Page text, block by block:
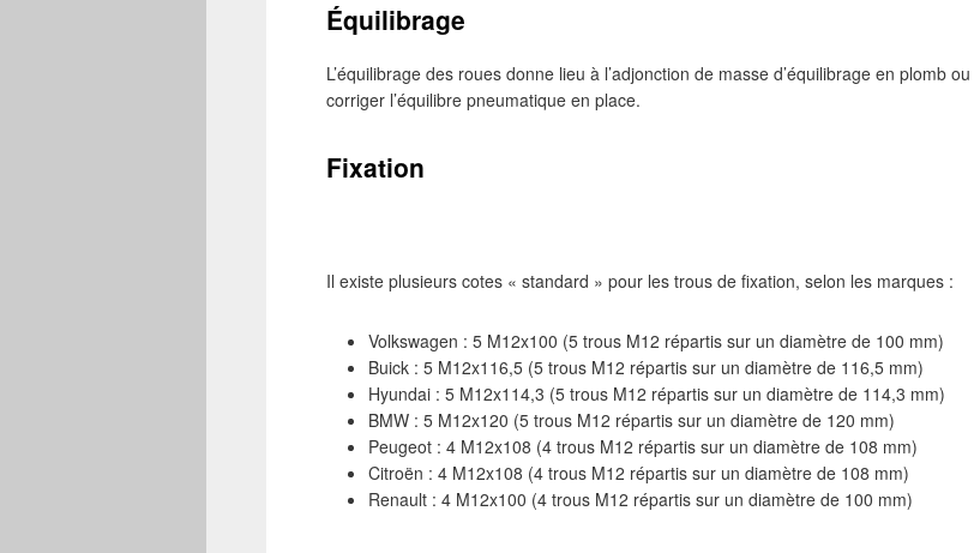
Équilibrage
L’équilibrage des roues donne lieu à l’adjonction de masse d’équilibrage en plomb
corriger l’équilibre pneumatique en place.
Fixation
Il existe plusieurs cotes « standard » pour les trous de fixation, selon les marques :
Volkswagen : 5 M12x100 (5 trous M12 répartis sur un diamètre de 100 mm)
Buick : 5 M12x116,5 (5 trous M12 répartis sur un diamètre de 116,5 mm)
Hyundai : 5 M12x114,3 (5 trous M12 répartis sur un diamètre de 114,3 mm)
BMW : 5 M12x120 (5 trous M12 répartis sur un diamètre de 120 mm)
Peugeot : 4 M12x108 (4 trous M12 répartis sur un diamètre de 108 mm)
Citroën : 4 M12x108 (4 trous M12 répartis sur un diamètre de 108 mm)
Renault : 4 M12x100 (4 trous M12 répartis sur un diamètre de 100 mm)